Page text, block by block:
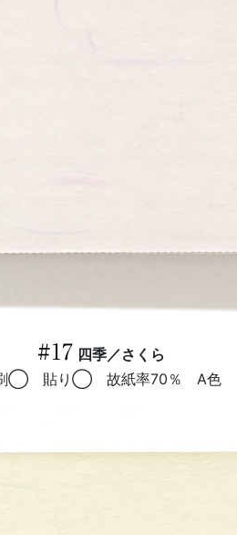
#17 四季／さくら
◯ 貼り◯ 故紙率70％ A色